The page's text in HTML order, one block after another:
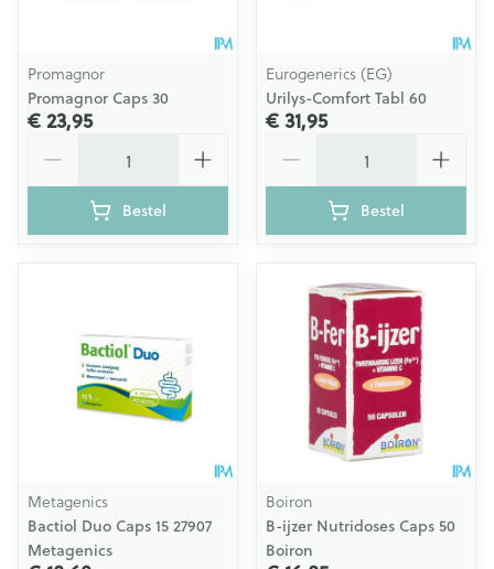
Promagnor
Promagnor Caps 30
€ 23,95
Bestel
Eurogenerics (EG)
Urilys-Comfort Tabl 60
€ 31,95
Bestel
Metagenics
Bactiol Duo Caps 15 27907
Metagenics
Boiron
B-ijzer Nutridoses Caps 50
Boiron